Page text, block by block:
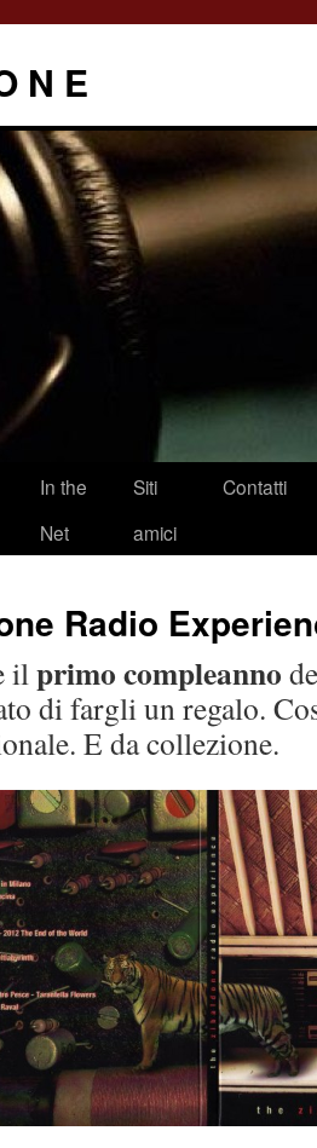
N E
In the
Net
Siti
amici
Contatti
Radio
ilprimo compleanno
di fargli un regalo.
E da collezione.